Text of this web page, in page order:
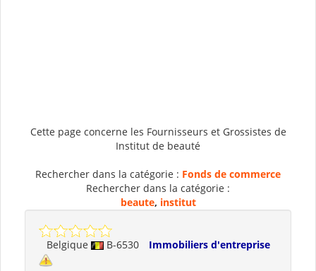
Cette page concerne les Fournisseurs et Grossistes de
Institut de beauté
Rechercher dans la catégorie : Fonds de commerce
Rechercher dans la catégorie :
beaute, institut
Belgique B-6530 Immobiliers d'entreprise